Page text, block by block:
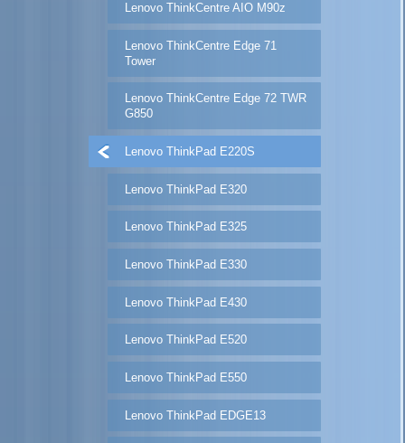
Lenovo ThinkCentre AIO M90z
Lenovo ThinkCentre Edge 71
Tower
Lenovo ThinkCentre Edge 72 TWR
G850
Lenovo ThinkPad E220S
Lenovo ThinkPad E320
Lenovo ThinkPad E325
Lenovo ThinkPad E330
Lenovo ThinkPad E430
Lenovo ThinkPad E520
Lenovo ThinkPad E550
Lenovo ThinkPad EDGE13